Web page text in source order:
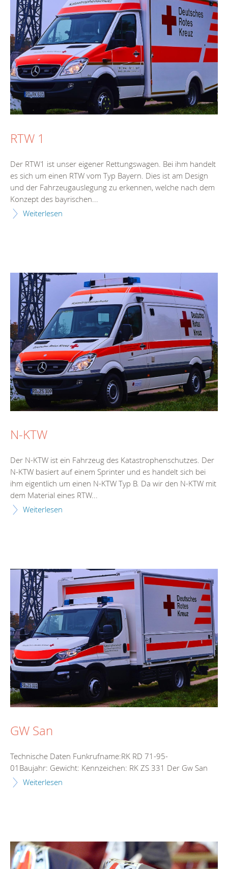
RTW 1
Der RTW1 ist unser eigener Rettungswagen. Bei ihm handelt
es sich um einen RTW vom Typ Bayern. Dies ist am Design
und der Fahrzeugauslegung zu erkennen, welche nach dem
Konzept des bayrischen...
Weiterlesen
N-KTW
Der N-KTW ist ein Fahrzeug des Katastrophenschutzes. Der
N-KTW basiert auf einem Sprinter und es handelt sich bei
ihm eigentlich um einen N-KTW Typ B. Da wir den N-KTW mit
dem Material eines RTW...
Weiterlesen
GW San
Technische Daten Funkrufname:RK RD 71-95-
01Baujahr: Gewicht: Kennzeichen: RK ZS 331 Der Gw San
Weiterlesen